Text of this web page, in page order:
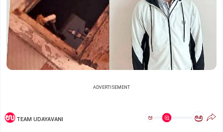
ADVERTISEMENT
TEAM UDAYAVANI ಅ ಅ